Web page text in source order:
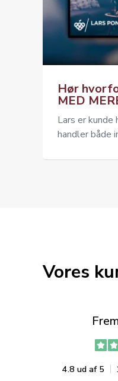
Hør
MED
Lars er kunde
handler både
Vores
4.8 ud af 5